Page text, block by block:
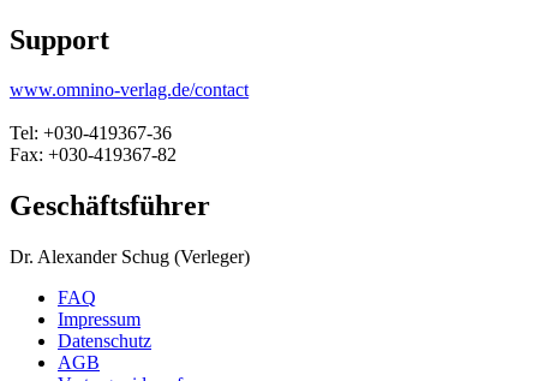
Support
www.omnino-verlag.de/contact
Tel: +030-419367-36
Fax: +030-419367-82
Geschäftsführer
Dr. Alexander Schug (Verleger)
FAQ
Impressum
Datenschutz
AGB